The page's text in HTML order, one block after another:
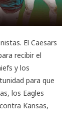
El Caesars
recibir el
y los
para que
los Eagles
Kansas,